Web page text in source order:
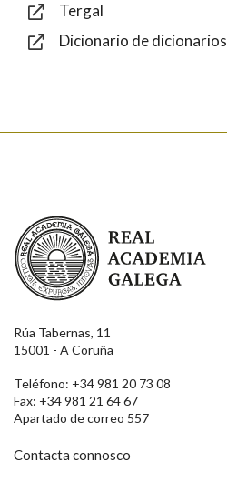
Tergal
Dicionario de dicionarios
Real Academia Galega
Rúa Tabernas, 11
15001 - A Coruña
Teléfono: +34 981 20 73 08
Fax: +34 981 21 64 67
Apartado de correo 557
Contacta connosco